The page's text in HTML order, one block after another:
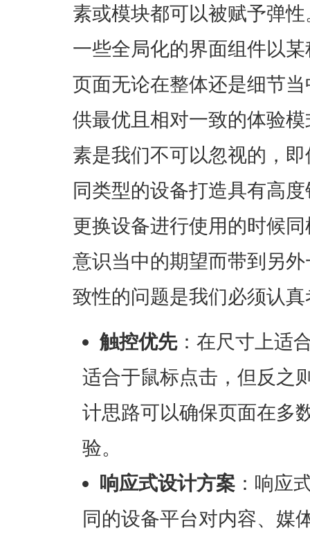
素或模块都可以被赋予弹
一些全局化的界面组件以
页面无论在整体还是细节
供最优且相对一致的体验
素是我们不可以忽视的，
同类型的设备打造具有高
更换设备进行使用的时候
意识当中的期望而带到另
致性的问题是我们必须认
触控优先：在尺寸上适
适合于鼠标点击，但反之
计思路可以确保页面在多
验。
响应式设计方案：响应
同的设备平台对内容、媒